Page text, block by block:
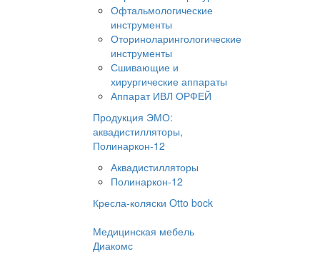
Офтальмологические
инструменты
Оториноларингологические
инструменты
Сшивающие и
хирургические аппараты
Аппарат ИВЛ ОРФЕЙ
Продукция ЭМО:
аквадистилляторы,
Полинаркон-12
Аквадистилляторы
Полинаркон-12
Кресла-коляски Otto bock
Медицинская мебель
Диакомс